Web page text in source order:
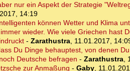
nur ein Aspekt der Strategie
14:19
können Wetter und Klima
wieder. Wie viele Griechen hast
- Zarathustra, 11.01.2017,
Du Dinge behauptest, von denen
Deutsche befragen - Zarathustra,
zur Anmaßung - Gaby,